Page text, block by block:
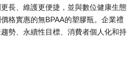
長、維護更便捷，並與數位健康生態
格實惠的無BPAA的塑膠瓶。企業禮
勢、永續性目標、消費者個人化和持